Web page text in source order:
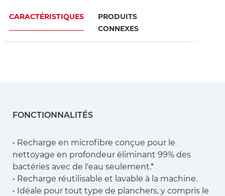
CARACTÉRISTIQUES
PRODUITS
CONNEXES
FONCTIONNALITÉS
• Recharge en microfibre conçue pour le
nettoyage en profondeur éliminant 99% des
bactéries avec de l'eau seulement.*
• Recharge réutilisable et lavable à la machine.
• Idéale pour tout type de planchers, y compris le